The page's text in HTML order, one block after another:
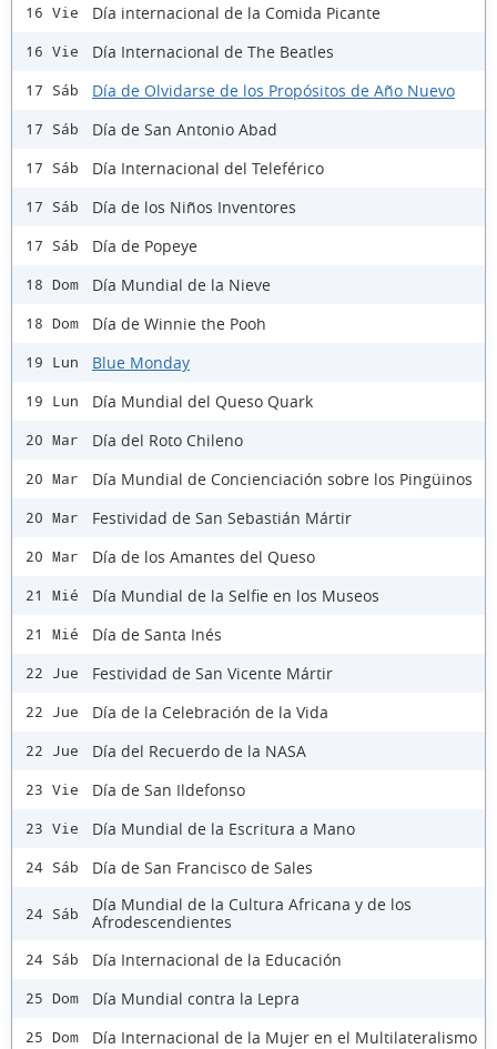
16 Vie Día internacional de la Comida Picante
16 Vie Día Internacional de The Beatles
17 Sáb Día de Olvidarse de los Propósitos de Año Nuevo
17 Sáb Día de San Antonio Abad
17 Sáb Día Internacional del Teleférico
17 Sáb Día de los Niños Inventores
17 Sáb Día de Popeye
18 Dom Día Mundial de la Nieve
18 Dom Día de Winnie the Pooh
19 Lun Blue Monday
19 Lun Día Mundial del Queso Quark
20 Mar Día del Roto Chileno
20 Mar Día Mundial de Concienciación sobre los Pingüinos
20 Mar Festividad de San Sebastián Mártir
20 Mar Día de los Amantes del Queso
21 Mié Día Mundial de la Selfie en los Museos
21 Mié Día de Santa Inés
22 Jue Festividad de San Vicente Mártir
22 Jue Día de la Celebración de la Vida
22 Jue Día del Recuerdo de la NASA
23 Vie Día de San Ildefonso
23 Vie Día Mundial de la Escritura a Mano
24 Sáb Día de San Francisco de Sales
24 Sáb
Día Mundial de la Cultura Africana y de los
Afrodescendientes
24 Sáb Día Internacional de la Educación
25 Dom Día Mundial contra la Lepra
25 Dom Día Internacional de la Mujer en el Multilateralismo